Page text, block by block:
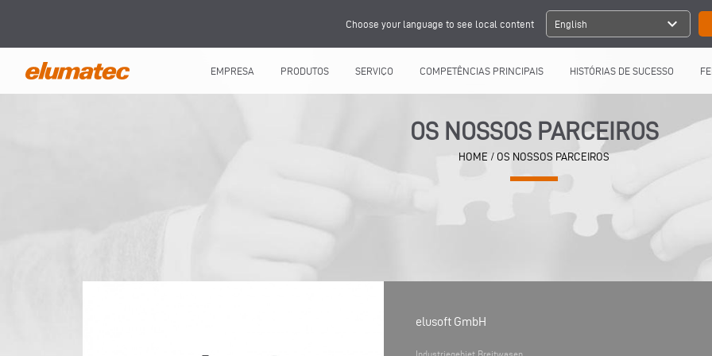
Choose your language to see local content English expand_more
EMPRESA PRODUTOS SERVIÇO COMPETÊNCIAS PRINCIPAIS HISTÓRIAS DE SUCESSO
OS NOSSOS PARCEIROS
HOME / OS NOSSOS PARCEIROS
elusoft GmbH